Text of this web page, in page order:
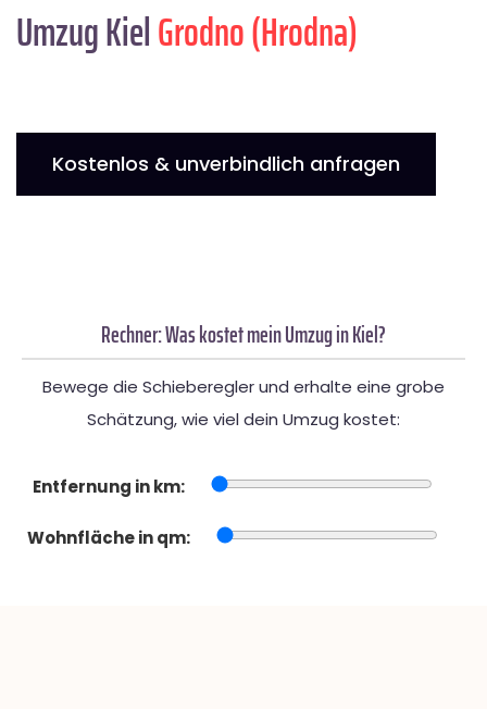
Umzug KielGrodno (Hrodna)
Kostenlos & unverbindlich anfragen
Rechner: Was kostet mein Umzug in Kiel?
Bewege die Schieberegler und erhalte eine grobe
Schätzung, wie viel dein Umzug kostet:
Entfernung in km:
Wohnfläche in qm: